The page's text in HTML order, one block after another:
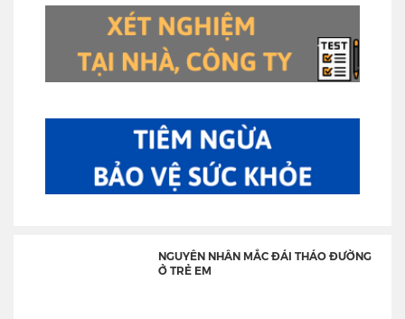
NGUYÊN NHÂN MẮC ĐÁI THÁO ĐƯỜNG
Ở TRẺ EM